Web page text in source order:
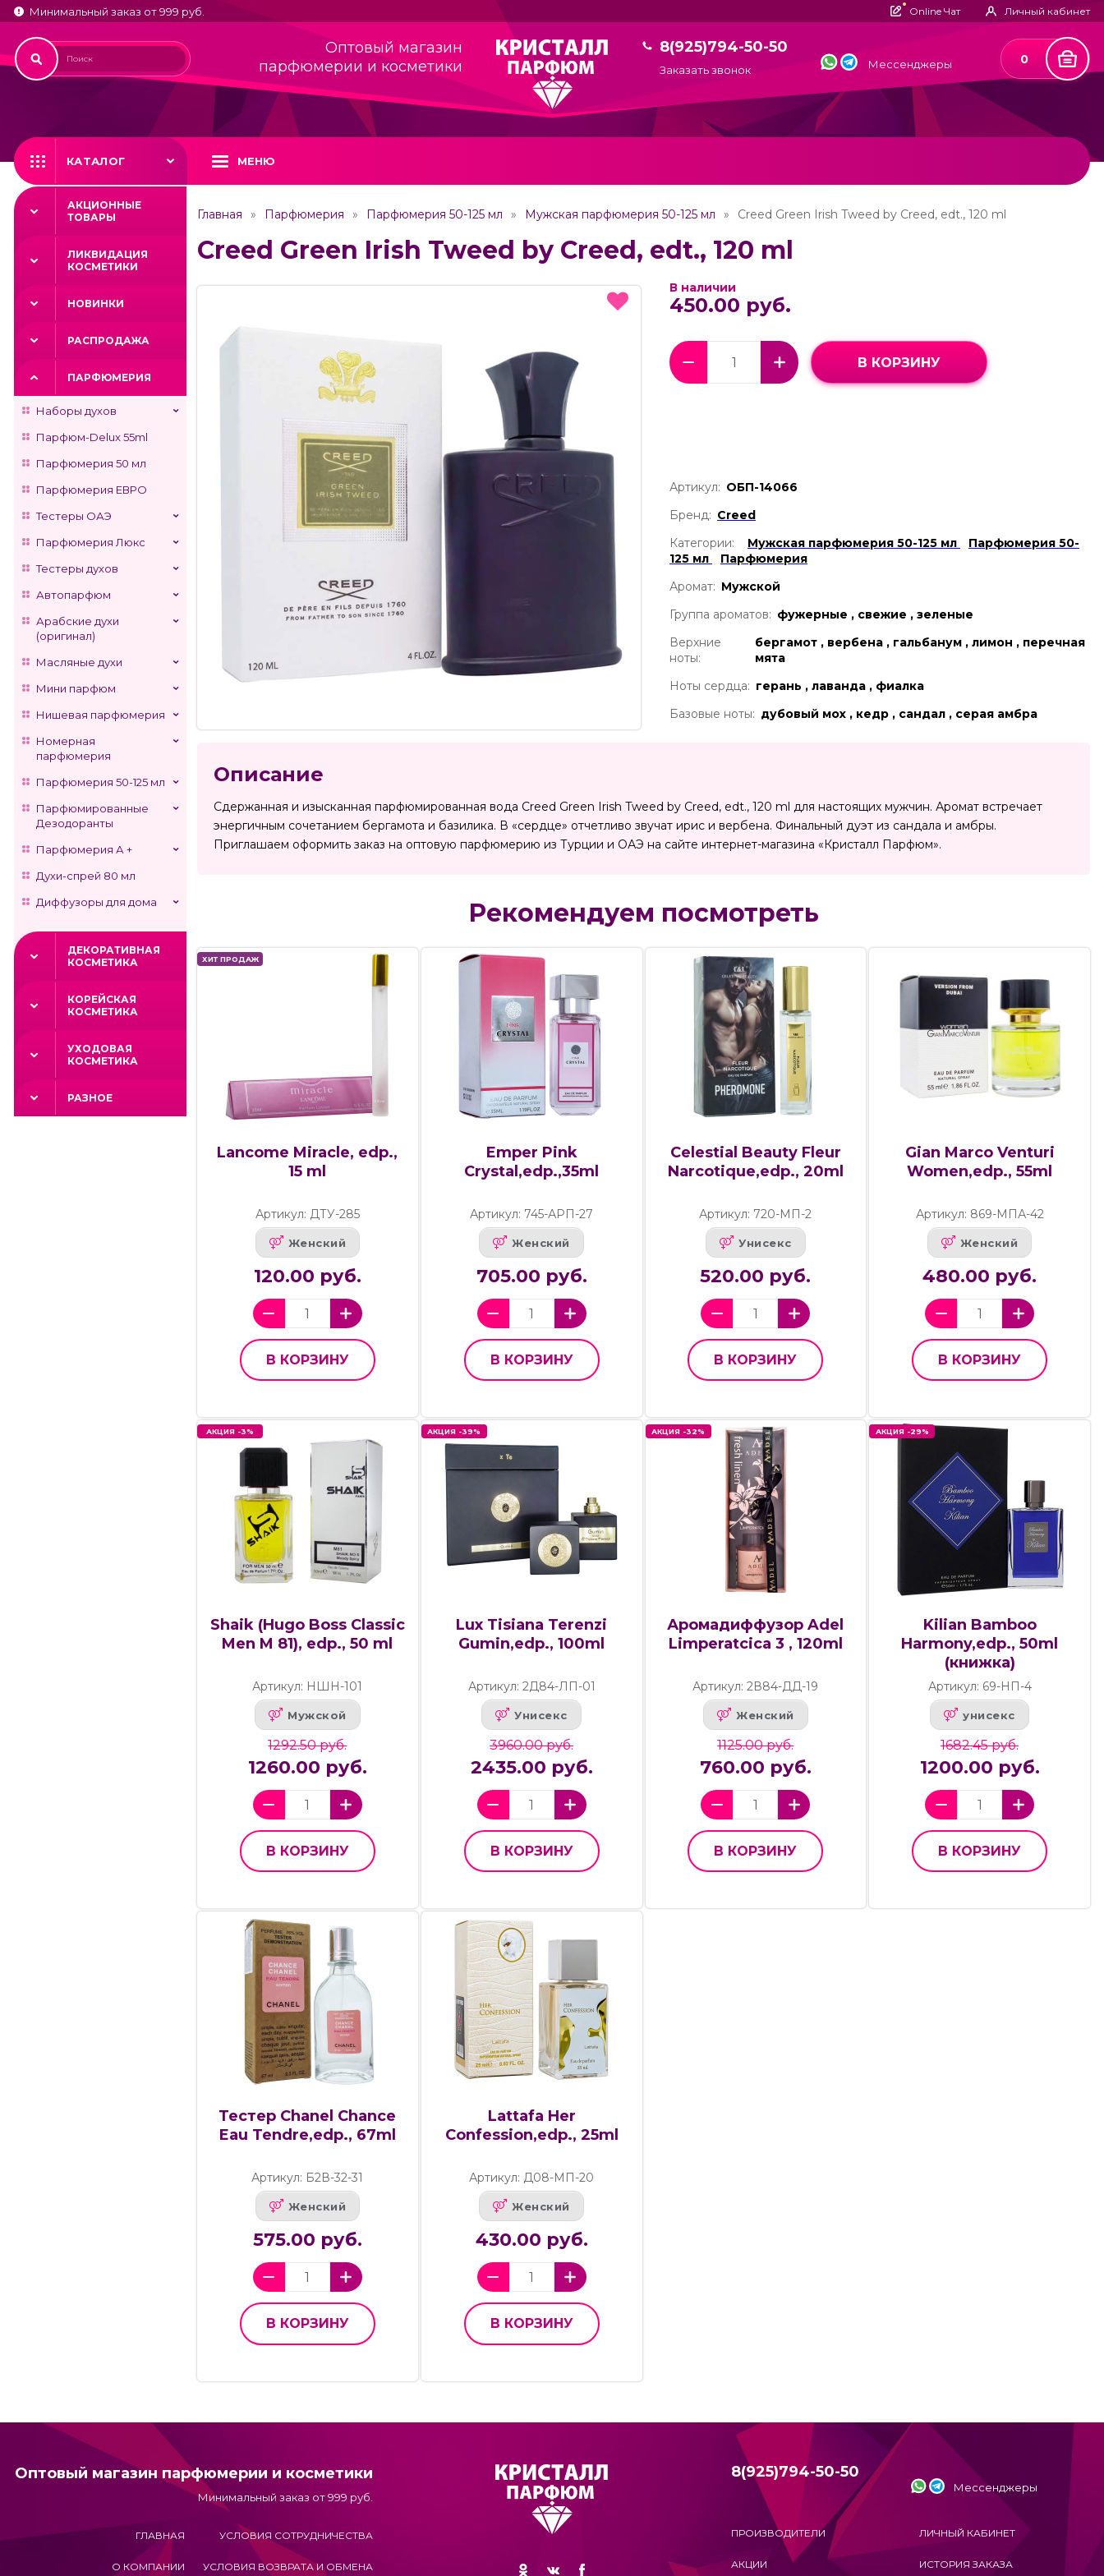
Минимальный заказ от 999 руб. Online Чат Личный кабинет
Оптовый магазин
парфюмерии и косметики
8(925)794-50-50
Заказать звонок Мессенджеры 0
КАТАЛОГ МЕНЮ
АКЦИОННЫЕ
ТОВАРЫ
ЛИКВИДАЦИЯ
КОСМЕТИКИ
НОВИНКИ
РАСПРОДАЖА
ПАРФЮМЕРИЯ
Наборы духов
Парфюм-Delux 55ml
Парфюмерия 50 мл
Парфюмерия ЕВРО
Тестеры ОАЭ
Парфюмерия Люкс
Тестеры духов
Автопарфюм
Арабские духи
(оригинал)
Масляные духи
Мини парфюм
Нишевая парфюмерия
Номерная
парфюмерия
Парфюмерия 50-125 мл
Парфюмированные
Дезодоранты
Парфюмерия А +
Духи-спрей 80 мл
Диффузоры для дома
ДЕКОРАТИВНАЯ
КОСМЕТИКА
КОРЕЙСКАЯ
КОСМЕТИКА
УХОДОВАЯ
КОСМЕТИКА
РАЗНОЕ
Главная Парфюмерия Парфюмерия 50-125 мл Мужская парфюмерия 50-125 мл Creed Green Irish Tweed by Creed, edt., 120 ml
Creed Green Irish Tweed by Creed, edt., 120 ml
В наличии
450.00 руб.
В КОРЗИНУ
Артикул: ОБП-14066
Бренд: Creed
Категории:
Мужская парфюмерия 50-125 мл
Парфюмерия 50-
125 мл
Парфюмерия
Аромат: Мужской
Группа ароматов: фужерные , свежие , зеленые
Верхние
ноты:
бергамот , вербена , гальбанум , лимон , перечная
мята
Ноты сердца: герань , лаванда , фиалка
Базовые ноты: дубовый мох , кедр , сандал , серая амбра
Описание
Сдержанная и изысканная парфюмированная вода Creed Green Irish Tweed by Creed, edt., 120 ml для настоящих мужчин. Аромат встречает
энергичным сочетанием бергамота и базилика. В «сердце» отчетливо звучат ирис и вербена. Финальный дуэт из сандала и амбры.
Приглашаем оформить заказ на оптовую парфюмерию из Турции и ОАЭ на сайте интернет-магазина «Кристалл Парфюм».
Рекомендуем посмотреть
ХИТ ПРОДАЖ
Lancome Miracle, edp.,
15 ml
Артикул: ДТУ-285
Женский
120.00 руб.
В КОРЗИНУ
Emper Pink
Crystal,edp.,35ml
Артикул: 745-АРП-27
Женский
705.00 руб.
В КОРЗИНУ
Celestial Beauty Fleur
Narcotique,edp., 20ml
Артикул: 720-МП-2
Унисекс
520.00 руб.
В КОРЗИНУ
Gian Marco Venturi
Women,edp., 55ml
Артикул: 869-МПА-42
Женский
480.00 руб.
В КОРЗИНУ
АКЦИЯ -3%
Shaik (Hugo Boss Classic
Men M 81), edp., 50 ml
Артикул: НШН-101
Мужской
1292.50 руб.
1260.00 руб.
В КОРЗИНУ
АКЦИЯ -39%
Lux Tisiana Terenzi
Gumin,edp., 100ml
Артикул: 2Д84-ЛП-01
Унисекс
3960.00 руб.
2435.00 руб.
В КОРЗИНУ
АКЦИЯ -32%
Аромадиффузор Adel
Limperatcica 3 , 120ml
Артикул: 2В84-ДД-19
Женский
1125.00 руб.
760.00 руб.
В КОРЗИНУ
АКЦИЯ -29%
Kilian Bamboo
Harmony,edp., 50ml
(книжка)
Артикул: 69-НП-4
унисекс
1682.45 руб.
1200.00 руб.
В КОРЗИНУ
Тестер Chanel Chance
Eau Tendre,edp., 67ml
Артикул: Б2В-32-31
Женский
575.00 руб.
В КОРЗИНУ
Lattafa Her
Confession,edp., 25ml
Артикул: Д08-МП-20
Женский
430.00 руб.
В КОРЗИНУ
Оптовый магазин парфюмерии и косметики
Минимальный заказ от 999 руб.
ГЛАВНАЯ
О КОМПАНИИ
УСЛОВИЯ СОТРУДНИЧЕСТВА
УСЛОВИЯ ВОЗВРАТА И ОБМЕНА
8(925)794-50-50
Мессенджеры
ПРОИЗВОДИТЕЛИ
АКЦИИ
ЛИЧНЫЙ КАБИНЕТ
ИСТОРИЯ ЗАКАЗА